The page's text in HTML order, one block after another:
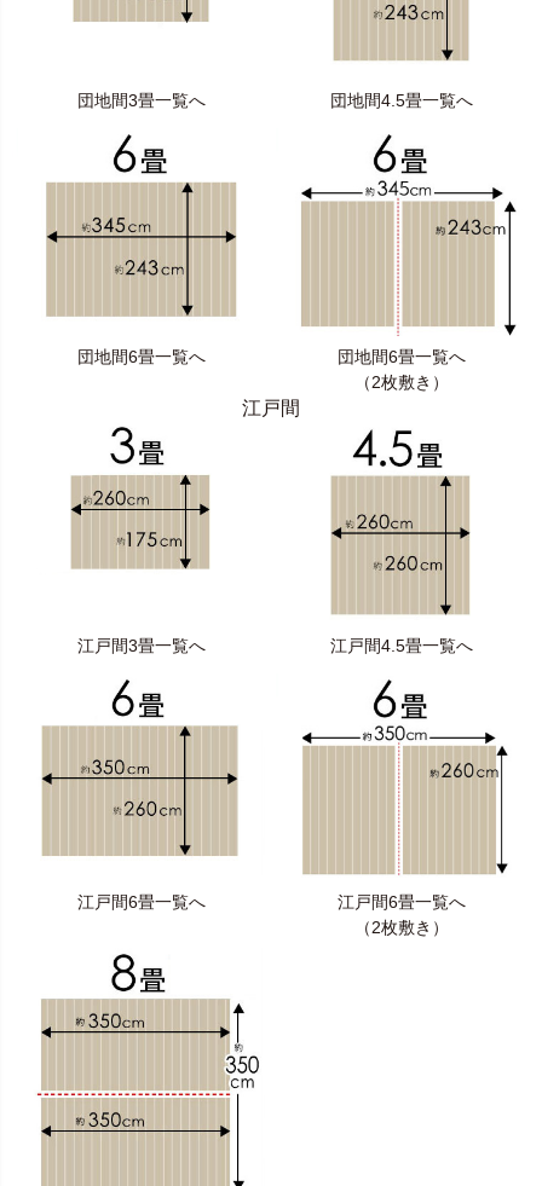
団地間3畳一覧へ 団地間4.5畳一覧へ
団地間6畳一覧へ
団地間6畳一覧へ
（2枚敷き）
江戸間
江戸間3畳一覧へ 江戸間4.5畳一覧へ
江戸間6畳一覧へ
江戸間6畳一覧へ
（2枚敷き）